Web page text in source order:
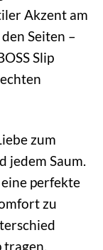
Akzent am
Seiten –
Slip
zum
jedem Saum.
perfekte
zu
tragen.